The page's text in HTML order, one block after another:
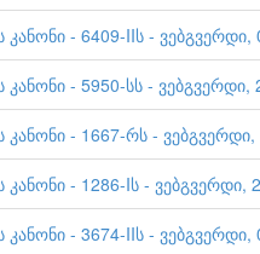
- 6409-IIს - ვებგვერდი,
- 5950-სს - ვებგვერდი,
კანონი - 1667-რს -
- 1286-Iს - ვებგვერდი,
- 3674-IIს - ვებგვერდი,